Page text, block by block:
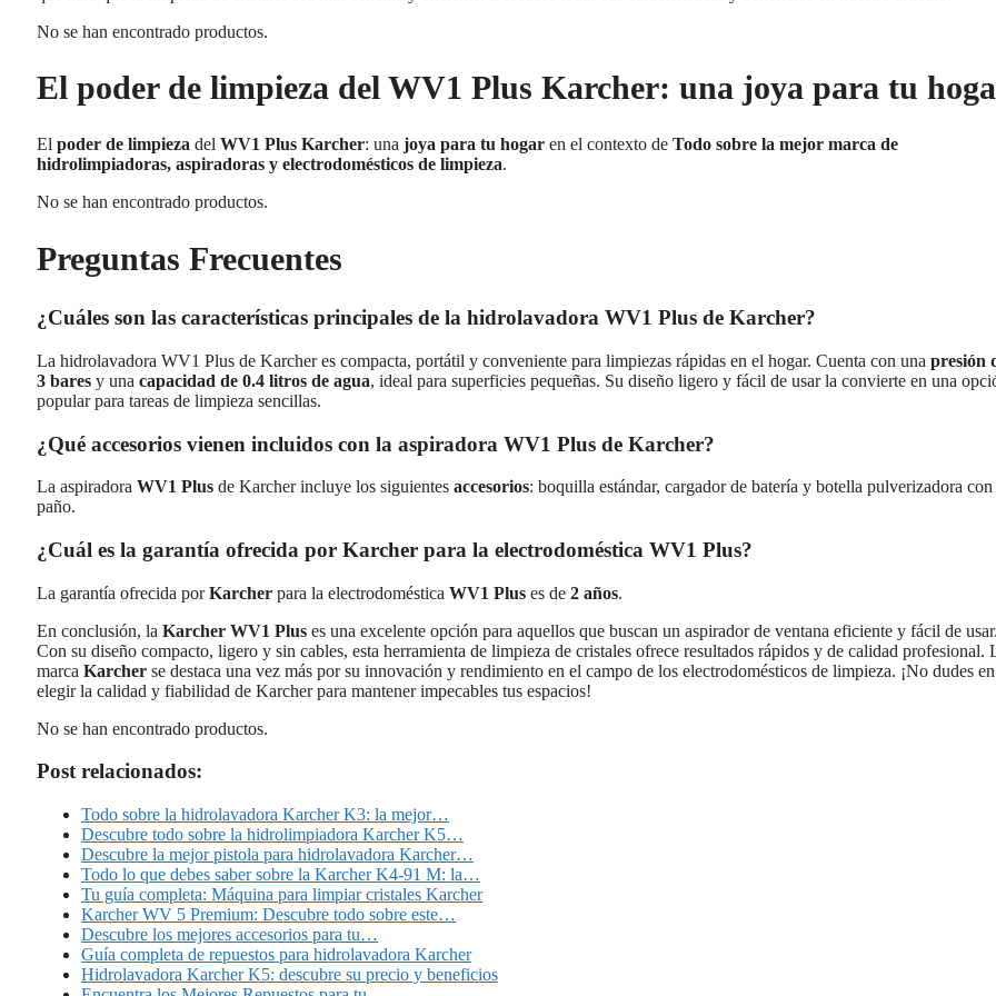
No se han encontrado productos.
El poder de limpieza del WV1 Plus Karcher: una joya para tu
El poder de limpieza del WV1 Plus Karcher: una joya para tu hogar en el contexto de Todo sobre la mejor marca de
hidrolimpiadoras, aspiradoras y electrodomésticos de limpieza.
No se han encontrado productos.
Preguntas Frecuentes
¿Cuáles son las características principales de la hidrolavadora WV1 Plus de Karcher?
La hidrolavadora WV1 Plus de Karcher es compacta, portátil y conveniente para limpiezas rápidas en el hogar. Cuenta con una presión
3 bares y una capacidad de 0.4 litros de agua, ideal para superficies pequeñas. Su diseño ligero y fácil de usar la convierte en una
popular para tareas de limpieza sencillas.
¿Qué accesorios vienen incluidos con la aspiradora WV1 Plus de Karcher?
La aspiradora WV1 Plus de Karcher incluye los siguientes accesorios: boquilla estándar, cargador de batería y botella pulverizadora con
paño.
¿Cuál es la garantía ofrecida por Karcher para la electrodoméstica WV1 Plus?
La garantía ofrecida porKarcher para la electrodoméstica WV1 Plus es de 2 años.
En conclusión, la Karcher WV1 Plus es una excelente opción para aquellos que buscan un aspirador de ventana eficiente y fácil de
Con su diseño compacto, ligero y sin cables, esta herramienta de limpieza de cristales ofrece resultados rápidos y de calidad profesional.
marca Karcher se destaca una vez más por su innovación y rendimiento en el campo de los electrodomésticos de limpieza. ¡No dudes en
elegir la calidad y fiabilidad de Karcher para mantener impecables tus espacios!
No se han encontrado productos.
Post relacionados:
Todo sobre la hidrolavadora Karcher K3: la mejor…
Descubre todo sobre la hidrolimpiadora Karcher K5…
Descubre la mejor pistola para hidrolavadora Karcher…
Todo lo que debes saber sobre la Karcher K4-91 M: la…
Tu guía completa: Máquina para limpiar cristales Karcher
Karcher WV 5 Premium: Descubre todo sobre este…
Descubre los mejores accesorios para tu…
Guía completa de repuestos para hidrolavadora Karcher
Hidrolavadora Karcher K5: descubre su precio y beneficios